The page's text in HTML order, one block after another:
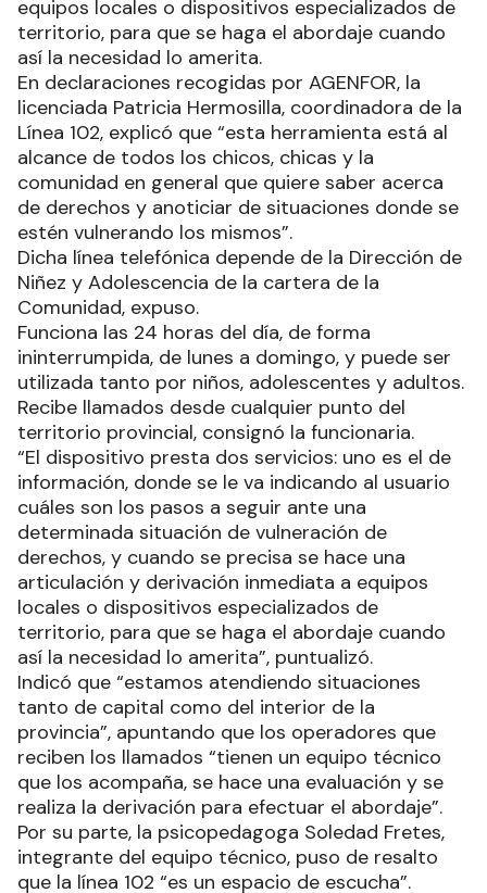
equipos locales o dispositivos especializados de
territorio, para que se haga el abordaje cuando
así la necesidad lo amerita.
En declaraciones recogidas por AGENFOR, la
licenciada Patricia Hermosilla, coordinadora de la
Línea 102, explicó que “esta herramienta está al
alcance de todos los chicos, chicas y la
comunidad en general que quiere saber acerca
de derechos y anoticiar de situaciones donde se
estén vulnerando los mismos”.
Dicha línea telefónica depende de la Dirección de
Niñez y Adolescencia de la cartera de la
Comunidad, expuso.
Funciona las 24 horas del día, de forma
ininterrumpida, de lunes a domingo, y puede ser
utilizada tanto por niños, adolescentes y adultos.
Recibe llamados desde cualquier punto del
territorio provincial, consignó la funcionaria.
“El dispositivo presta dos servicios: uno es el de
información, donde se le va indicando al usuario
cuáles son los pasos a seguir ante una
determinada situación de vulneración de
derechos, y cuando se precisa se hace una
articulación y derivación inmediata a equipos
locales o dispositivos especializados de
territorio, para que se haga el abordaje cuando
así la necesidad lo amerita”, puntualizó.
Indicó que “estamos atendiendo situaciones
tanto de capital como del interior de la
provincia”, apuntando que los operadores que
reciben los llamados “tienen un equipo técnico
que los acompaña, se hace una evaluación y se
realiza la derivación para efectuar el abordaje”.
Por su parte, la psicopedagoga Soledad Fretes,
integrante del equipo técnico, puso de resalto
que la línea 102 “es un espacio de escucha”.